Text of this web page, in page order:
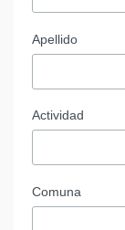
Apellido
Actividad
Comuna